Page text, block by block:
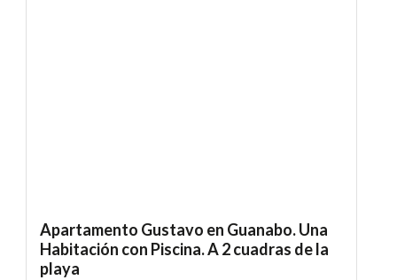
Apartamento Gustavo en Guanabo. Una
Habitación con Piscina. A 2 cuadras de la
playa